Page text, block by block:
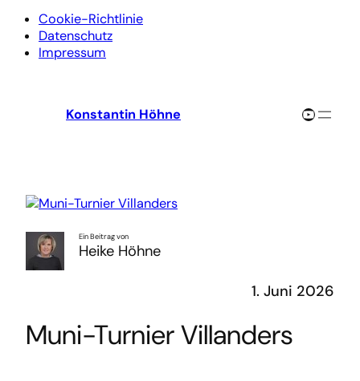
Cookie-Richtlinie
Datenschutz
Impressum
Konstantin Höhne YouTube-Channel
Ein Beitrag von
Heike Höhne
1. Juni 2026
Muni-Turnier Villanders